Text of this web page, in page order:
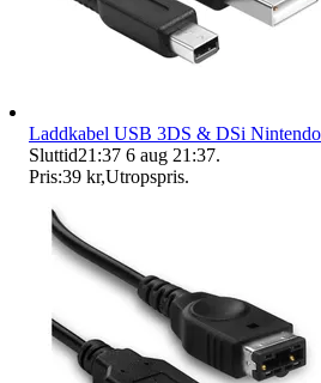
Laddkabel USB 3DS & DSi
Sluttid21:37 6 aug 21:37.
Pris:39 kr,Utropspris.